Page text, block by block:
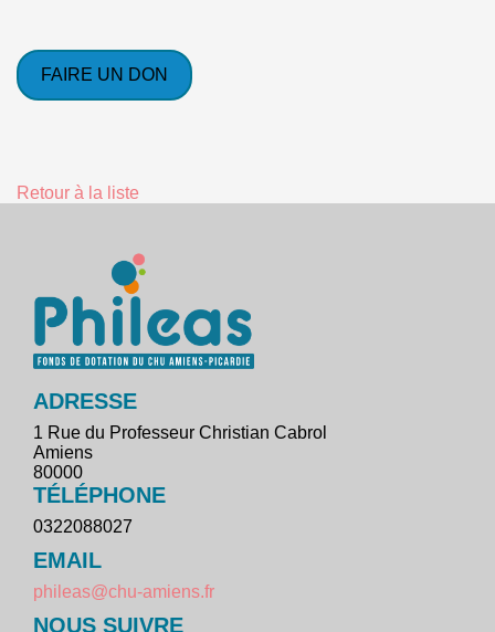
FAIRE UN DON
Retour à la liste
ADRESSE
1 Rue du Professeur Christian Cabrol
Amiens
80000
TÉLÉPHONE
0322088027
EMAIL
phileas@chu-amiens.fr
NOUS SUIVRE